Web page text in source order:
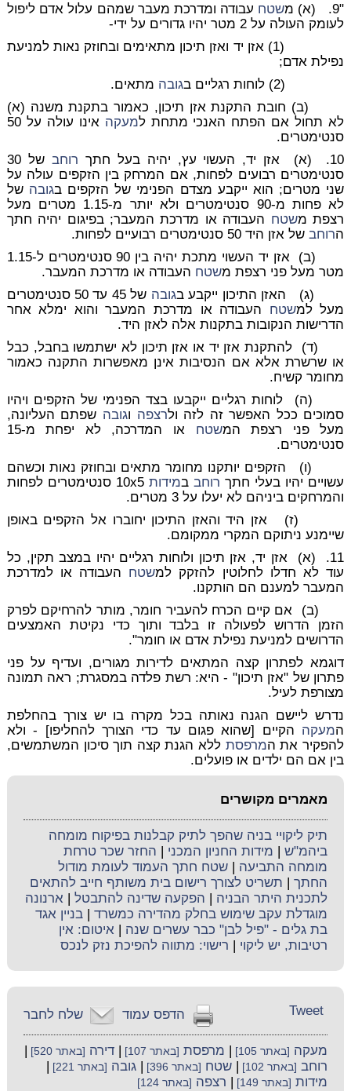
"9. (א) מ
שטח עבודה ומדרכת מעבר שמהם עלול אדם ליפול
לעומק העולה על 2 מטר יהיו גדורים על ידי-
(1) אזן יד ואזן תיכון מתאימים ובחוזק נאות למניעת
נפילת אדם;
(2) לוחות רגליים ב
גובה מתאים.
(ב) חובת התקנת אזן תיכון, כאמור בתקנת משנה (א)
לא תחול אם הפתח האנכי מתחת למעקה
אינו עולה על 50
סנטימטרים.
10. (א) אזן יד, העשוי עץ, יהיה בעל חתך
רוחב
של 30
סנטימטרים רבועים לפחות, אם המרחק בין הזקפים עולה על
שני מטרים; הוא ייקבע מצדם הפנימי של הזקפים בגובה של
לא פחות מ-90 סנטימטרים ולא יותר מ-1.15 מטרים מעל
רצפת משטח העבודה או מדרכת המעבר; בפיגום יהיה חתך
הרוחבשל אזן היד 50 סנטימטרים רבועיים לפחות.
(ב) אזן יד העשוי מתכת יהיה בין 90 סנטימטרים ל-1.15
מטר מעל פני רצפת משטח העבודה או מדרכת המעבר.
(ג) האזן התיכון ייקבע בגובה
של 45 עד 50 סנטימטרים
מעל למשטח העבודה או מדרכת המעבר והוא ימלא אחר
הדרישות הנקובות בתקנות אלה לאזן היד.
(ד) להתקנת אזן יד או אזן תיכון לא ישתמשו בחבל, כבל
או שרשרת אלא אם הנסיבות אינן מאפשרות התקנה כאמור
מחומר קשיח.
(ה) לוחות רגליים ייקבעו בצד הפנימי של הזקפים ויהיו
סמוכים ככל האפשר זה לזה ולרצפה וגובה שפתם העליונה,
מעל פני רצפת המשטח
או המדרכה, לא יפחת מ-15
סנטימטרים.
(ו) הזקפים יותקנו מחומר מתאים ובחוזק נאות וכשהם
עשויים יהיו בעלי חתך רוחבבמידות
10x5 סנטימטרים לפחות
והמרחקים ביניהם לא יעלו על 3 מטרים.
(ז) אזן היד והאזן התיכון יחוברו אל הזקפים באופן
שיימנע ניתוקם המקרי ממקומם.
11. (א) אזן יד, אזן תיכון ולוחות רגליים יהיו במצב תקין, כל
עוד לא חדלו לחלוטין להזקק למשטח העבודה או למדרכת
המעבר למענם הם הותקנו.
(ב) אם קיים הכרח להעביר חומר, מותר להרחיקם לפרק
הזמן הדרוש לפעולה זו בלבד ותוך כדי נקיטת האמצעים
הדרושים למניעת נפילת אדם או חומר".
דוגמא לפתרון קצה המתאים לדירות מגורים, ועדיף על פני
פתרון של "אזן תיכון" - היא: רשת פלדה במסגרת; ראה תמונה
מצורפת לעיל.
נדרש ליישם הגנה נאותה בכל מקרה בו יש צורך בהחלפת
המעקה הקיים [שהוא פגום עד כדי הצורך להחליפו] - ולא
להפקיר את המרפסת ללא הגנת קצה תוך סיכון המשתמשים,
בין אם הם ילדים או פועלים.
מאמרים מקושרים
תיק ליקויי בניה שהפך לתיק קבלנות בפיקוח מומחה
ביהמ"ש
מידות החניון המכני
החזר שכר טרחת
מומחה התביעה |שטח חתך העמוד לעומת מודול
החתך
תשריט לצורך רישום בית משותף חייב להתאים
לתכנית היתר הבניה
הפקעה שדינה להתבטל |ארנונה
מוגדלת עקב שימוש בחלק מהדירה כמשרד |בניין אגד
בת גלים - "פיל לבן" כבר עשרים שנה |איטום: אין
רטיבות, יש ליקוי
רישוי: מתווה להפיכת נזק לנכס
שלח לחבר הדפס עמוד Tweet
מעקה [באתר 105] מרפסת [באתר 107] |דירה [באתר 520]
רוחב [באתר 102] |שטח [באתר 396] |גובה [באתר 221]
מידות [באתר 149] רצפה [באתר 124]